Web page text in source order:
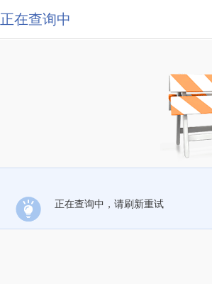
正在查询中
正在查询中，请刷新重试